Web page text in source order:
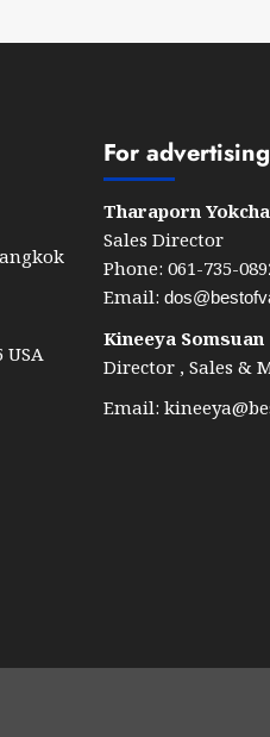
USA
For
Tharaporn
Sales Director
Phone: 061-735-
Email:
Kineeya Somsuan
Director , Sales &
Email: